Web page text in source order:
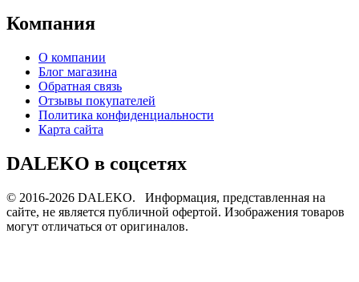
Компания
О компании
Блог магазина
Обратная связь
Отзывы покупателей
Политика конфиденциальности
Карта сайта
DALEKO в соцсетях
© 2016-2026 DALEKO. Информация, представленная на
сайте, не является публичной офертой. Изображения товаров
могут отличаться от оригиналов.